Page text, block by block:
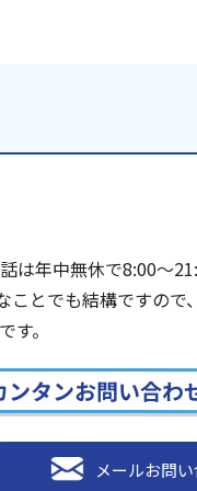
年中無休で8:00〜
ことでも結構ですので
。
タンお問い合わ
メールお問